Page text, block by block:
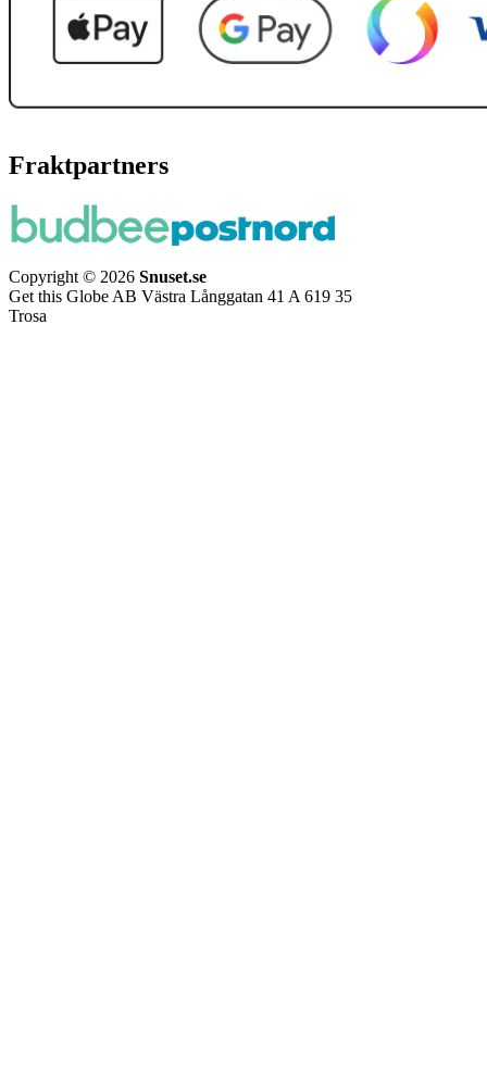
Fraktpartners
Copyright © 2026 Snuset.se
Get this Globe AB Västra Långgatan 41 A 619 35
Trosa